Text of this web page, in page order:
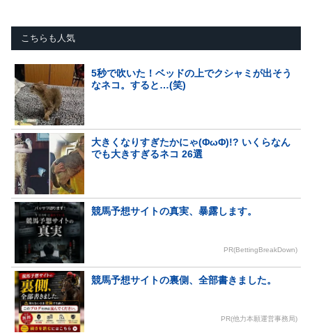
こちらも人気
5秒で吹いた！ベッドの上でクシャミが出そう
なネコ。すると…(笑)
大きくなりすぎたかにゃ(ΦωΦ)!? いくらなん
でも大きすぎるネコ 26選
競馬予想サイトの真実、暴露します。
PR(BettingBreakDown)
競馬予想サイトの裏側、全部書きました。
PR(他力本願運営事務局)